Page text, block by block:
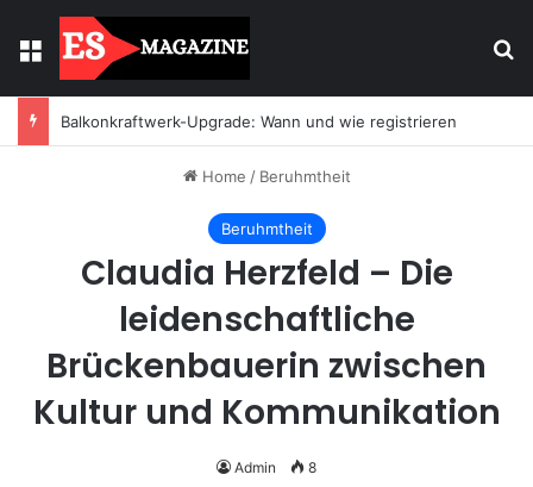
Menu
Balkonkraftwerk-Upgrade: Wann und wie registrieren
Home / Beruhmtheit
Beruhmtheit
Claudia Herzfeld – Die
leidenschaftliche
Brückenbauerin zwischen
Kultur und Kommunikation
Admin 8